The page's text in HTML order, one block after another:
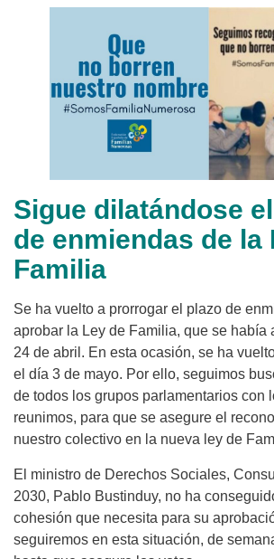
Sigue dilatándose
de enmiendas de la
Familia
Se ha vuelto a prorrogar el plazo de
aprobar la Ley de Familia, que se había
24 de abril. En esta ocasión, se ha
el día 3 de mayo. Por ello, seguimos
de todos los grupos parlamentarios con
reunimos, para que se asegure el
nuestro colectivo en la nueva ley de
El ministro de Derechos Sociales,
2030, Pablo Bustinduy, no ha
cohesión que necesita para su
seguiremos en esta situación, de